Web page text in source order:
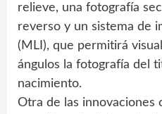
relieve, una fotografía
reverso y un sistema de
(MLI), que permitirá
ángulos la fotografía del
nacimiento.
Otra de las innovaciones